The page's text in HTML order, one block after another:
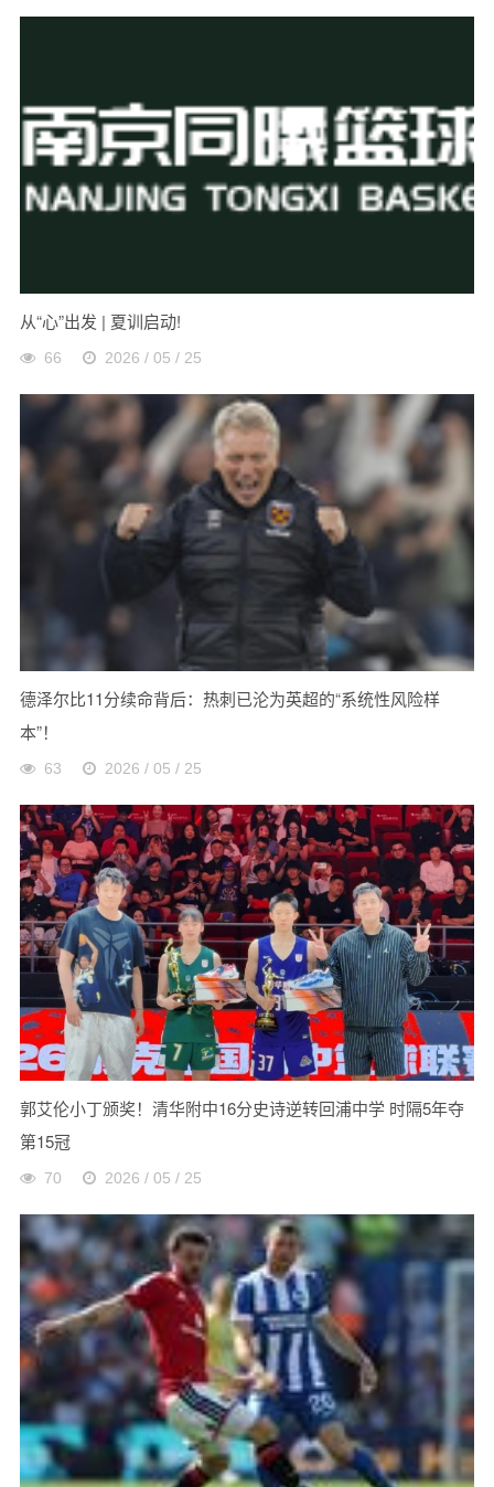
从“心”出发 | 夏训启动!
66 2026 / 05 / 25
德泽尔比11分续命背后：热刺已沦为英超的“系统性风险样
本”！
63 2026 / 05 / 25
郭艾伦小丁颁奖！清华附中16分史诗逆转回浦中学 时隔5年夺
第15冠
70 2026 / 05 / 25